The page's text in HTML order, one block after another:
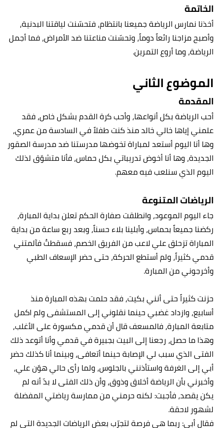
الخاتمة
أخذنا نمارس الرياضة جميعنا بانتظام، فتحسّنت لياقتنا البدنية،
وأصبح مزاجنا رائعاً دوماً، وتحسّنت مناعتنا ضد الأمراض، فما أجمل
الرياضة، وما أروع التمرين.
الموضوع الثاني
المقدمة
أحب الرياضة بكل أنواعها، وأحب كرة القدم بشكل خاص، فقد
علمني إياها خالي خالد منذ كنت طفلاً في السادسة من عمري،
وها أنا اليوم أستعد لمباراة تخوضها مدرستنا ضد مدرسة الصقور
الجديدة، وها أنا أخوض تدريباتي بكل حماس، فأنا متشوّق لذلك
اليوم الذي سنلعب فيه معهم.
الرياضات المتنوعة
جاء اليوم الموعود، وانطلقت صفارة الحكم تعلن بداية المبارة،
ركضنا جميعاً بحماس، وأبلينا بلاء حسناً، وبعد ربع ساعة من بداية
المباراة تزحلق علي لاعب من الفريق الخصم، فسقطتُ فآلمتني
قدمي كثيراً، ولم أستطع الحركة، حتى حضر الإسعاف الطبي
وأخرجوني من المبارة.
حزنت كثيراً حتى أنني بكيت، فقد حلمت بهذه المبارة منذ
أسابيع، وازداد غضبي حينما نقلوني إلى المستشفى ولم اكمل
متابعة المبارة، فالمسعف قال أن قدمي مكسورة على الأغلب،
وهذا ما حصل، رجعنا إلى البيت بجبيرة في قدمي وأنا أتوعد ذلك
الفتى الذي سبب لي الإصابة حينما أتعافى، وبينما أنا كذلك حضر
أبي إلى الغرفة واستأذنني بالجلوس، ولما رأى حالي هوّن علي،
وأخبرني بأن الرياضة أخلاق وذوق، وأن ذلك الفتى لا بدّ أنه لم
يكن يقصد، فأجبت: لكنه حرمني من ممارسة رياضتي المفضلة
لشهور لاحقة.
فقال أبي: ربما هي فرصة لتجرّب بعض الرياضات الجديدة التي لم